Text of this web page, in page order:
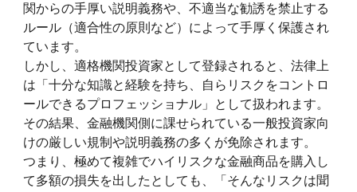
関からの手厚い説明義務や、不適当な勧誘を禁止する
ルール（適合性の原則など）によって手厚く保護され
ています。
しかし、適格機関投資家として登録されると、法律上
は「十分な知識と経験を持ち、自らリスクをコントロ
ールできるプロフェッショナル」として扱われます。
その結果、金融機関側に課せられている一般投資家向
けの厳しい規制や説明義務の多くが免除されます。
つまり、極めて複雑でハイリスクな金融商品を購入し
て多額の損失を出したとしても、「そんなリスクは聞